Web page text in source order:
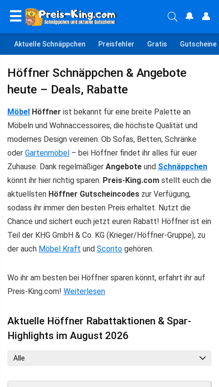
☰ 🔔 👤
Aktuelle Schnäppchen Preisfehler Gratis Gutscheine
Höffner Schnäppchen & Angebote
heute – Deals, Rabatte
Möbel Höffner ist bekannt für eine breite Palette an
Möbeln und Wohnaccessoires, die höchste Qualität und
modernes Design vereinen. Ob Sofas, Betten, Schränke
oder Gartenmöbel – bei Höffner findet ihr alles für euer
Zuhause. Dank regelmäßiger Angebote und Schnäppchen
könnt ihr hier richtig sparen. Preis-King.com stellt euch die
aktuellsten Höffner Gutscheincodes zur Verfügung,
sodass ihr immer den besten Preis erhaltet. Nutzt die
Chance und sichert euch jetzt euren Rabatt! Höffner ist ein
Teil der KHG GmbH & Co. KG (Krieger/Höffner-Gruppe), zu
der auch Möbel Kraft und Sconto gehören.
Wo ihr am besten bei Höffner sparen könnt, erfahrt ihr auf
Preis-King.com! Weiterlesen
Aktuelle Höffner Rabattaktionen & Spar-
Highlights im August 2026
Alle